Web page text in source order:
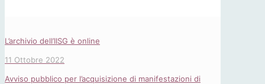
L’archivio dell’IISG è online
11 Ottobre 2022
Avviso pubblico per l’acquisizione di manifestazioni di